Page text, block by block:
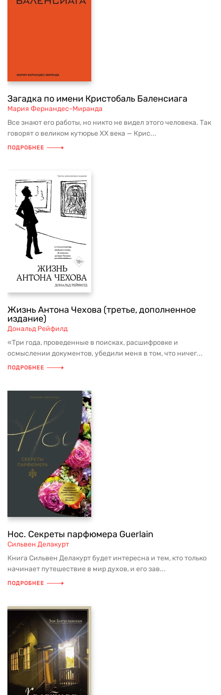
Загадка по имени Кристобаль Баленсиага
Мария Фернандес-Миранда
Все знают его работы, но никто не видел этого человека. Так
говорят о великом кутюрье XX века — Крис...
ПОДРОБНЕЕ
Жизнь Антона Чехова (третье, дополненное
издание)
Дональд Рейфилд
«Три года, проведенные в поисках, расшифровке и
осмыслении документов, убедили меня в том, что ничег...
ПОДРОБНЕЕ
Нос. Секреты парфюмера Guerlain
Сильвен Делакурт
Книга Сильвен Делакурт будет интересна и тем, кто только
начинает путешествие в мир духов, и его зав...
ПОДРОБНЕЕ